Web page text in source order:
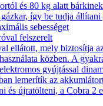
és 80 kg alatt
így be tudja állítani
sebességet
felszerelt
ellátott, mely biztosítja
közben. A
gyújtással
lemerítík az
és újratölteni, a Cobra 2